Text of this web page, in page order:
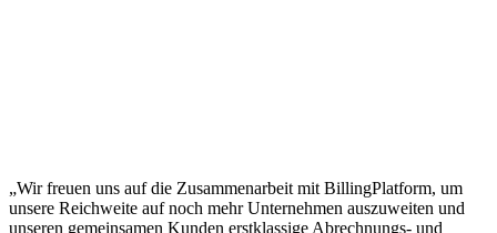
„Wir freuen uns auf die Zusammenarbeit mit BillingPlatform, um
unsere Reichweite auf noch mehr Unternehmen auszuweiten und
unseren gemeinsamen Kunden erstklassige Abrechnungs- und